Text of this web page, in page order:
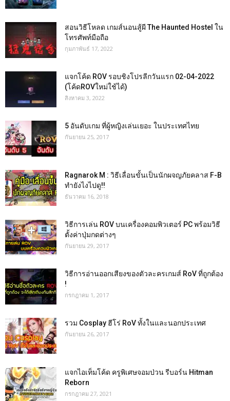
สอนวิธีโหลด เกมส์นอนสู้ผี The Haunted Hostel ใน
โทรศัพท์มือถือ
กุมภาพันธ์ 17, 2022
แจกโค้ด ROV รอบชิงโปรลีกวันแรก 02-04-2022
(โค้ดROVใหม่ใช้ได้)
สิงหาคม 3, 2022
5 อันดับเกม ที่ผู้หญิงเล่นเยอะ ในประเทศไทย
กันยายน 25, 2017
Ragnarok M : วิธีเลื่อนขั้นเป็นนักผจญภัยคลาส F-B
ทำยังไงไปดู!!
ธันวาคม 16, 2018
วิธีการเล่น ROV บนเครื่องคอมพิวเตอร์ PC พร้อมวิธี
ตั้งค่าปุ่มกดต่างๆ
กันยายน 29, 2017
วิธีการอ่านออกเสียงของตัวละครเกมส์ RoV ที่ถูกต้อง
!
กรกฎาคม 1, 2017
รวม Cosplay ฮีโร่ RoV ทั้งในและนอกประเทศ
กันยายน 26, 2017
แจกไอเท็มโค้ด ครูพิเศษจอมป่วน รีบอร์น Hitman
Reborn
กรกฎาคม 27, 2021